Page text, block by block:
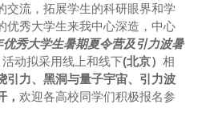
交流，拓展学生的科研眼界和学
优秀大学生来我中心深造，中心
优秀大学生暑期夏令营及引力波暑
活动拟采用线上和线下(北京） 相
引力、黑洞与量子宇宙、引力波
， 欢迎各高校同学们积极报名参